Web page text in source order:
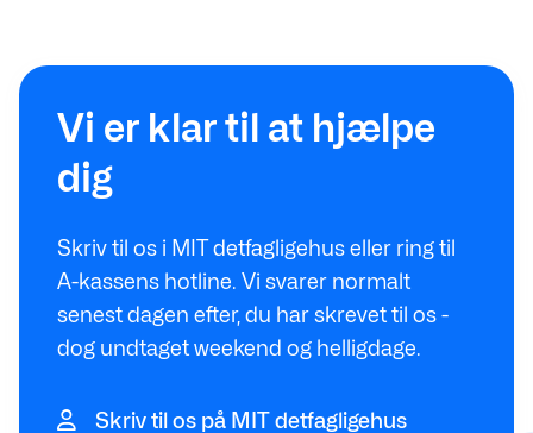
Vi er klar til at hjælpe
dig
Skriv til os i MIT detfagligehus eller ring til
A-kassens hotline. Vi svarer normalt
senest dagen efter, du har skrevet til os -
dog undtaget weekend og helligdage.
Skriv til os på MIT detfagligehus